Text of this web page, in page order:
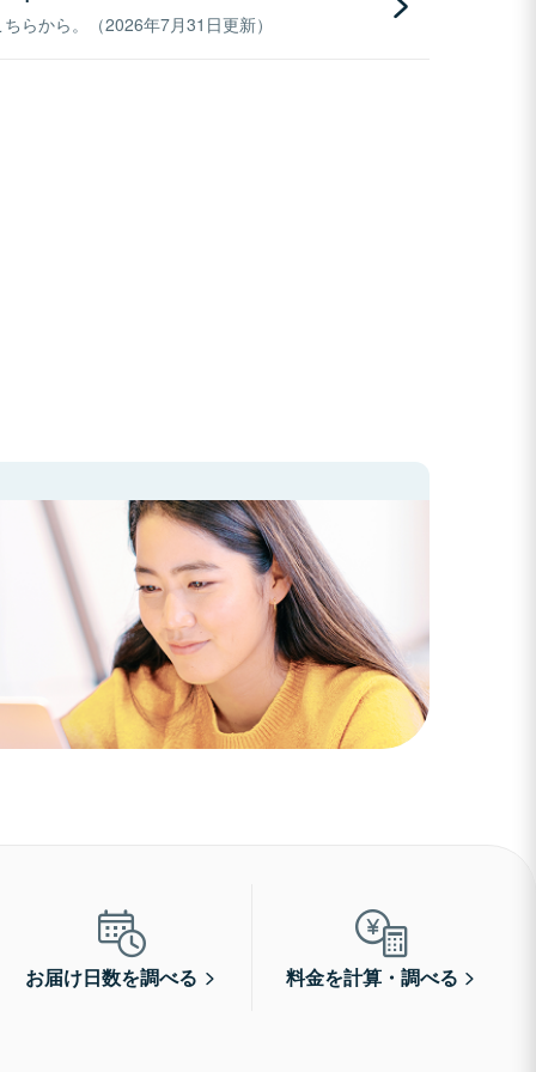
らから。（2026年7月31日更新）
お届け日数を調べる 料金を計算・調べる